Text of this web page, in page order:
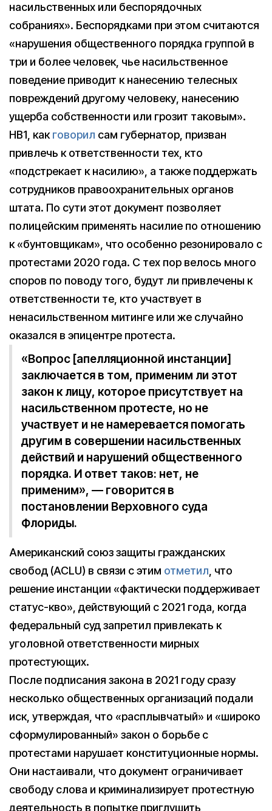
насильственных или беспорядочных
собраниях». Беспорядками при этом считаются
«нарушения общественного порядка группой в
три и более человек, чье насильственное
поведение приводит к нанесению телесных
повреждений другому человеку, нанесению
ущерба собственности или грозит таковым».
HB1, какговорил сам губернатор, призван
привлечь к ответственности тех, кто
«подстрекает к насилию», а также поддержать
сотрудников правоохранительных органов
штата. По сути этот документ позволяет
полицейским применять насилие по отношению
к «бунтовщикам», что особенно резонировало с
протестами 2020 года. С тех пор велось много
споров по поводу того, будут ли привлечены к
ответственности те, кто участвует в
ненасильственном митинге или же случайно
оказался в эпицентре протеста.
«Вопрос [апелляционной инстанции]
заключается в том, применим ли этот
закон к лицу, которое присутствует на
насильственном протесте, но не
участвует и не намеревается помогать
другим в совершении насильственных
действий и нарушений общественного
порядка. И ответ таков: нет, не
применим», — говорится в
постановлении Верховного суда
Флориды.
Американский союз защиты гражданских
свобод (ACLU) в связи с этим отметил, что
решение инстанции «фактически поддерживает
статус-кво», действующий с 2021 года, когда
федеральный суд запретил привлекать к
уголовной ответственности мирных
протестующих.
После подписания закона в 2021 году сразу
несколько общественных организаций подали
иск, утверждая, что «расплывчатый» и «широко
сформулированный» закон о борьбе с
протестами нарушает конституционные нормы.
Они настаивали, что документ ограничивает
свободу слова и криминализирует протестную
деятельность в попытке приглушить